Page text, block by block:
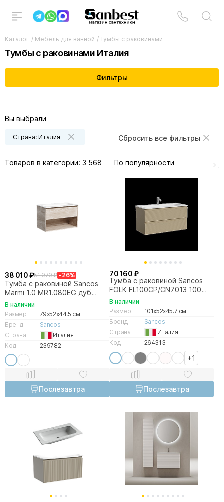
Каталог / Мебель для ванной / Тумбы с раковинами
Тумбы с раковинами Италия
Фильтры
Вы выбрали
Страна: Италия Сбросить все фильтры
Товаров в категории: 3 568 По популярности
38 010 ₽51 070 ₽ -26%
Тумба с раковиной Sancos
Marmi 1.0 MR1.080EG дуб
галифакс натуральный
В наличии
Размер
79x52x44.5 см
Бренд
Sancos
Страна
Италия
Код
239782
Послезавтра
70 160 ₽
Тумба с раковиной Sancos
FOLK FL100CP/CN7013 100
капучино
В наличии
Размер
101x52x45.7 см
Бренд
Sancos
Страна
Италия
Код
264313
+1
Послезавтра